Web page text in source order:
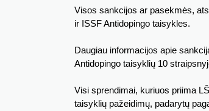
Visos sankcijos ar pasekmės,
ir ISSF Antidopingo taisykles.
Daugiau informacijos apie
Antidopingo taisyklių 10
Visi sprendimai, kuriuos priima
taisyklių pažeidimų, padarytų